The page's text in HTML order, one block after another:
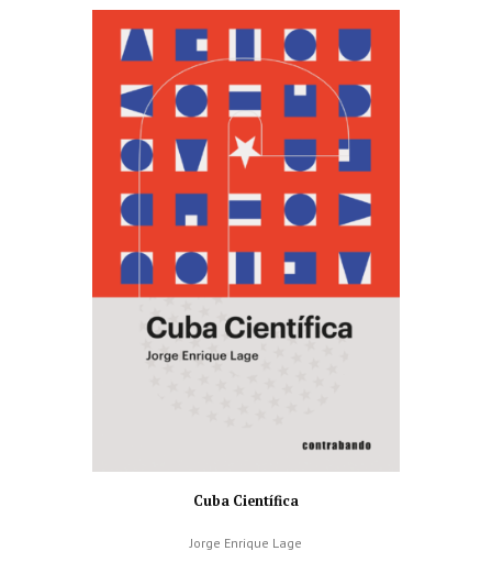
Cuba Científica
Jorge Enrique Lage